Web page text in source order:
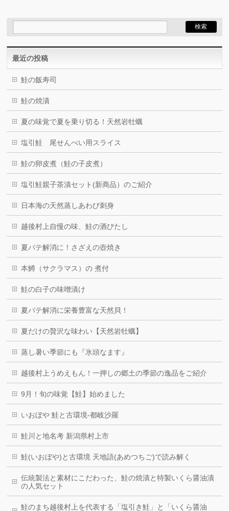
最近の投稿
鮭の飯寿司
鮭の焼漬
夏の味覚で夏を乗り切る！天然岩牡蠣
塩引鮭 尾せんべい用スライス
鮭の卵皮煮（鮭の子皮煮）
塩引鮭親子茶漬セット(新商品）のご紹介
日本海の天然蒸しあわび刺身
越後村上自慢の味、鮭の酒びたし
夏バテ解消に！さざえの壺焼き
本鱒（サクラマス）の 煮付
鮭の白子の味噌漬け
夏バテ解消に栄養豊富な天然貝！
夏だけの贅沢な味わい【天然岩牡蠣】
蒸し暑い季節にも『氷頭なます』
越後村上うめえもん！一押しの郷土の季節の逸品をご紹介
9月！旬の味覚【鮭】始めました
いおぼや 鮭と古環境-都岐沙羅
鮭川と地名考 新潟県村上市
鮭(いおぼや)と古環境 天地語(あめつちご)で読み解く
伝統製法と素材にこだわった、鮭の焼漬と特製いくら醤油漬
の人気セット
鮭のまち越後村上を代表する「塩引き鮭」と「いくら醤油